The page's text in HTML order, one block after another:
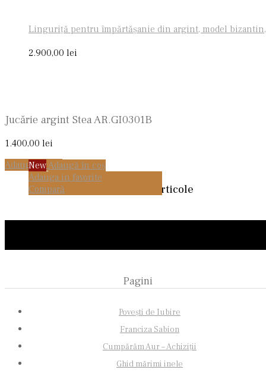
NewAdaugă în coș
Adauga in favorite
Compară
Linguriţă pentru împărtăşanie din argint, model bizantin,
2.900,00 lei
Jucărie argint Stea AR.GI0301B
1.400,00 lei
Adaugă în coș
Cele mai citite articole
Pagini
Povești de Iubire
Franciza Sabion
Cumpărăm Aur – Achiziții
Ghid mărimi inele